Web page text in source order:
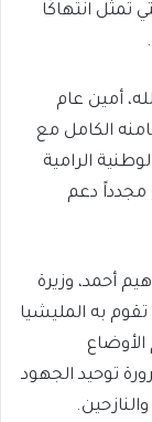
تمثل انتهاكًا
أمين عام
الكامل مع
الرامية
مجدداً دعم
أحمد، وزيرة
تقوم به المليشيا
توحيد الجهود